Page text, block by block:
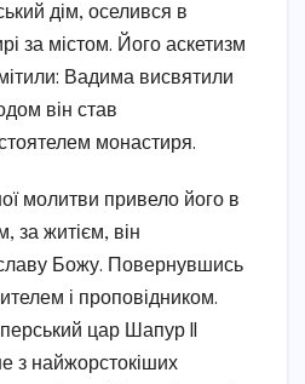
дім, оселився в
за містом. Його аскетизм
Вадима висвятили
він став
монастиря.
молитви привело його в
за житієм, він
Божу. Повернувшись
і проповідником.
цар Шапур II
з найжорстокіших